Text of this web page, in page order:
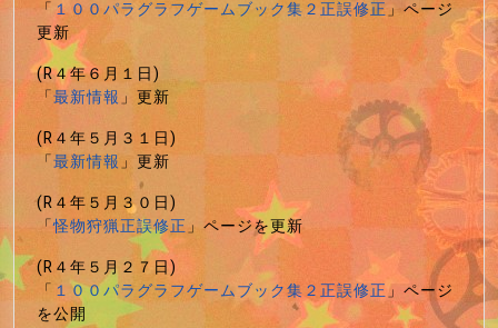
「 １００パラグラフゲームブック集２正誤修正」ページ
更新
(R４年６月１日)
「最新情報」更新
(R４年５月３１日)
「最新情報」更新
(R４年５月３０日)
「怪物狩猟正誤修正」ページを更新
(R４年５月２７日)
「 １００パラグラフゲームブック集２正誤修正」ページ
を公開